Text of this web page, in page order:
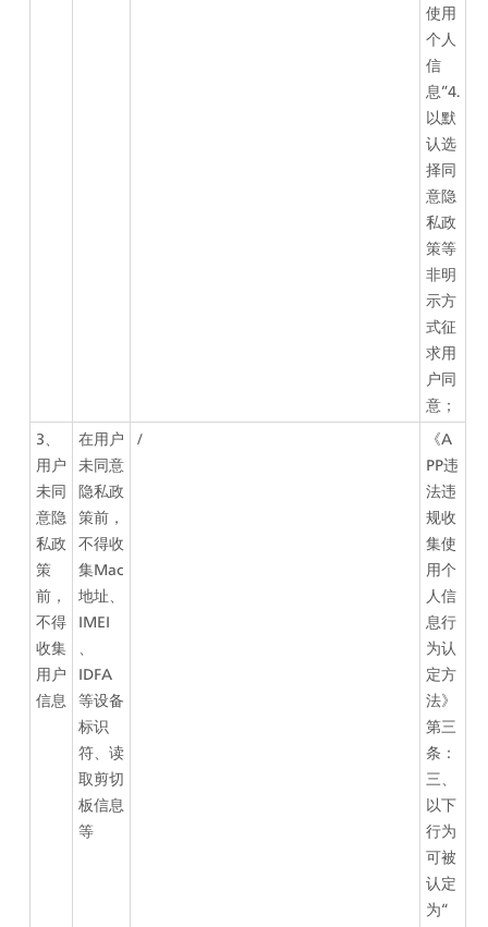
使用
个人
信
息”4.
以默
认选
择同
意隐
私政
策等
非明
示方
式征
求用
户同
意；
3、
用户
未同
意隐
私政
策
前，
不得
收集
用户
信息
在用户
未同意
隐私政
策前，
不得收
集Mac
地址、
IMEI
IDFA
等设备
标识
符、读
取剪切
板信息
等
/
《A
PP违
法违
规收
集使
用个
人信
息行
为认
定方
法》
第三
条：
三、
以下
行为
可被
认定
为“